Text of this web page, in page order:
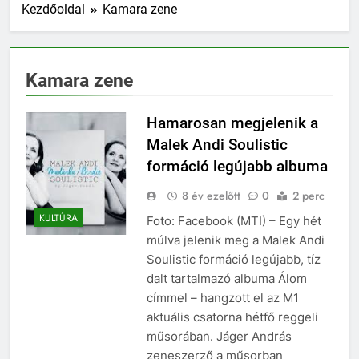
Kezdőoldal Kamara zene
Kamara zene
KULTÚRA
Hamarosan megjelenik a
Malek Andi Soulistic
formáció legújabb albuma
8 év ezelőtt 0 2 perc
Foto: Facebook (MTI) – Egy hét
múlva jelenik meg a Malek Andi
Soulistic formáció legújabb, tíz
dalt tartalmazó albuma Álom
címmel – hangzott el az M1
aktuális csatorna hétfő reggeli
műsorában. Jáger András
zeneszerző a műsorban